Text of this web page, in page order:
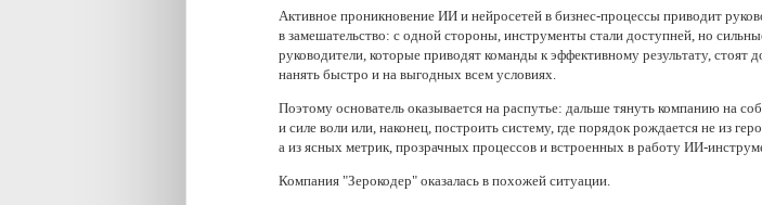
Активное проникновение ИИ и нейросетей в бизнес-процессы приводит
в замешательство: с одной стороны, инструменты стали доступней, но
руководители, которые приводят команды к эффективному результату, стоят
нанять быстро и на выгодных всем условиях.
Поэтому основатель оказывается на распутье: дальше тянуть компанию на
и силе воли или, наконец, построить систему, где порядок рождается не из
а из ясных метрик, прозрачных процессов и встроенных в работу ИИ-
Компания "Зерокодер" оказалась в похожей ситуации.